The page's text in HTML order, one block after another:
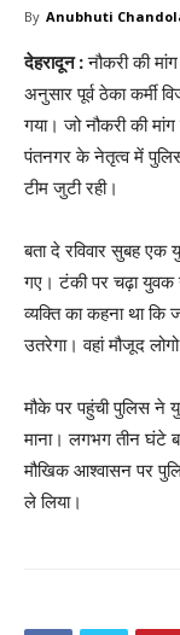
By Anubhuti
देहरादून :नौकरी की
अनुसार पूर्व ठेका कर्मी
गया। जो नौकरी की
पंतनगर के नेतृत्व में
टीम जुटी रही।
बता दे रविवार सुबह
गए। टंकी पर चढ़ा
व्यक्ति का कहना था कि
उतरेगा। वहां मौजूद
मौके पर पहुंची पुलिस ने
माना। लगभग तीन घंटे
मौखिक आश्वासन पर
ले लिया।